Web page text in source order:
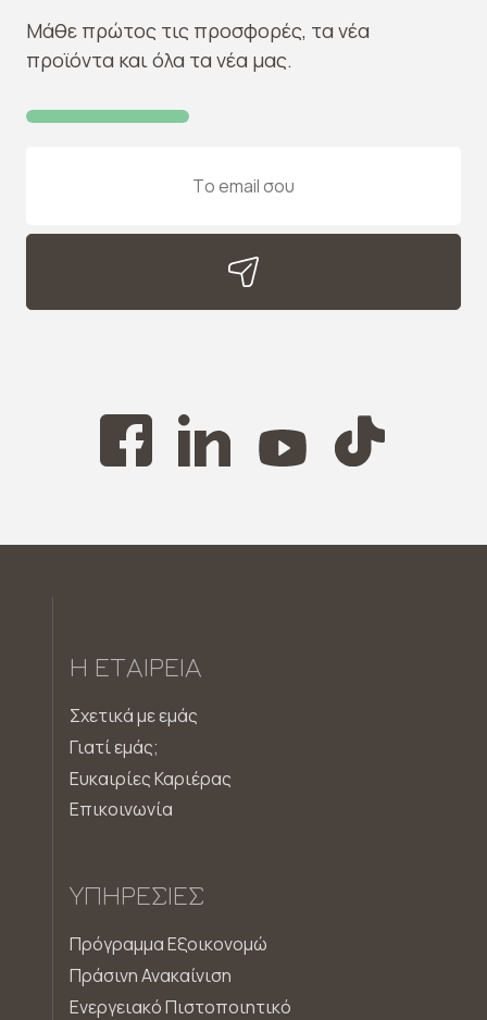
Μάθε πρώτος τις προσφορές, τα νέα
προϊόντα και όλα τα νέα μας.
Η ΕΤΑΙΡΕΊΑ
Σχετικά με εμάς
Γιατί εμάς;
Ευκαιρίες Καριέρας
Επικοινωνία
ΥΠΗΡΕΣΊΕΣ
Πρόγραμμα Εξοικονομώ
Πράσινη Ανακαίνιση
Ενεργειακό Πιστοποιητικό